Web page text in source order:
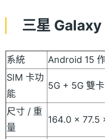
三星
系統
Android 15
SIM 卡功
能
5G + 5G 雙
尺寸 / 重
量
164.0 x 77.5